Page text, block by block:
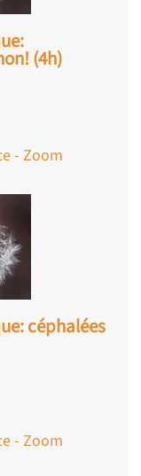
(4h)
- Zoom
céphalées
- Zoom